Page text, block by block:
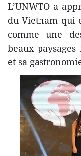
L’UNWTO a
du Vietnam qui
comme une
beaux
et sa